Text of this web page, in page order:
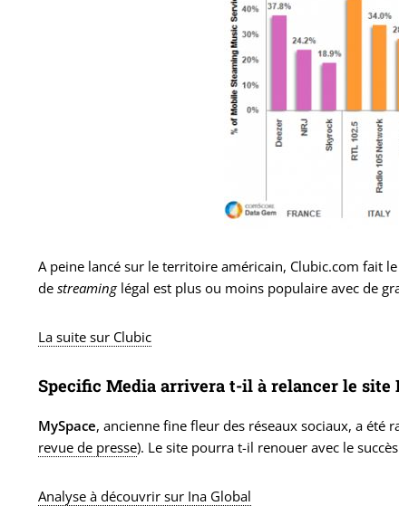
A peine lancé sur le territoire américain, Clubic.com fait
destreaminglégal est plus ou moins populaire avec de
La suite sur Clubic
Specific Media arrivera t-il à relancer le site
MySpace, ancienne fine fleur des réseaux sociaux, a été
revue de presse). Le site pourra t-il renouer avec le succès
Analyse à découvrir sur Ina Global